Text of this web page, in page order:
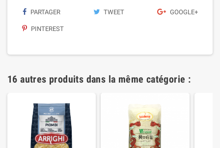
PARTAGER TWEET GOOGLE+
PINTEREST
16 autres produits dans la même catégorie :